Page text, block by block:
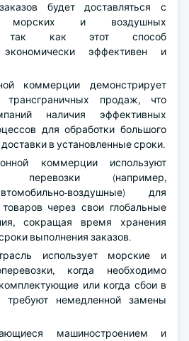
будет доставляться с
морских и воздушных
так как этот способ
экономически эффективен и
коммерции демонстрирует
трансграничных продаж, что
наличия эффективных
для обработки большого
в установленные сроки.
коммерции используют
перевозки (например,
воздушные) для
через свои глобальные
сокращая время хранения
выполнения заказов.
использует морские и
когда необходимо
или когда сбои в
требуют немедленной замены
машиностроением и